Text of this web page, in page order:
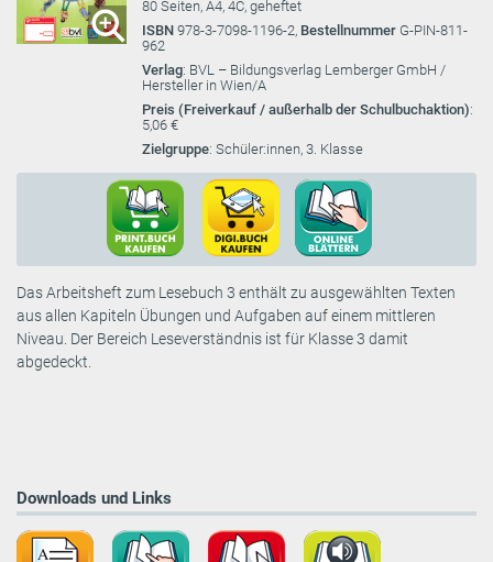
80 Seiten, A4, 4C, geheftet
ISBN 978-3-7098-1196-2, Bestellnummer G-PIN-811-
962
Verlag: BVL – Bildungsverlag Lemberger GmbH /
Hersteller in Wien/A
Preis (Freiverkauf / außerhalb der Schulbuchaktion):
5,06 €
Zielgruppe: Schüler:innen, 3. Klasse
Das Arbeitsheft zum Lesebuch 3 enthält zu ausgewählten Texten
aus allen Kapiteln Übungen und Aufgaben auf einem mittleren
Niveau. Der Bereich Leseverständnis ist für Klasse 3 damit
abgedeckt.
Downloads und Links